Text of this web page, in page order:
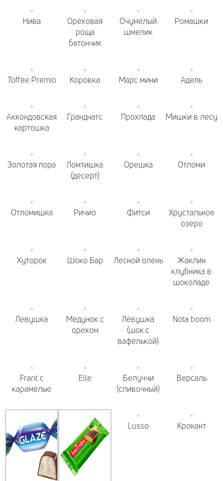
Нива
Ореховая
роща
батончик
Очумелый
шмелик
Ромашки
Toffee Premio Коровка Марс мини Адель
Аккондовская
картошка
Гранднатс Прохлада Мишки в лесу
Золотая пора
Ломтишка
(десерт)
Орешка Отломи
Отломишка Ричио Фитси
Хрустальное
озеро
Хуторок Шоко Бар Лесной олень
Жаклин
клубника в
шоколаде
Левушка
Медунок с
орехом
Лёвушка
(шок.с
вафелькой)
Nota boom
Frant с
карамелью
Elle
Белуччи
(сливочный)
Версаль
Lusso Крокант